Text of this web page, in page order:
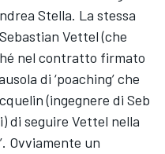
Stella. La stessa
Vettel (che
nel contratto firmato
di ‘poaching’ che
(ingegnere di Seb
di seguire Vettel nella
Ovviamente un